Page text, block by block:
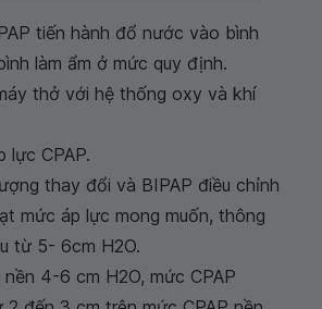
tiến hành đổ nước vào bình
làm ẩm ở mức quy định.
thở với hệ thống oxy và khí
lực CPAP.
thay đổi và BIPAP điều chỉnh
mức áp lực mong muốn, thông
từ 5- 6cm H2O.
nền 4-6 cm H2O, mức CPAP